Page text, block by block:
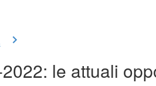
le attuali